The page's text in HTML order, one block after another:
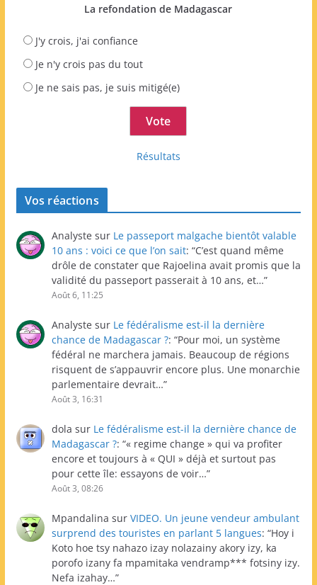
La refondation de Madagascar
J'y crois, j'ai confiance
Je n'y crois pas du tout
Je ne sais pas, je suis mitigé(e)
Résultats
Vos réactions
Analyste sur Le passeport malgache bientôt valable
10 ans : voici ce que l’on sait: “C’est quand même
drôle de constater que Rajoelina avait promis que la
validité du passeport passerait à 10 ans, et…”
Août 6, 11:25
Analyste sur Le fédéralisme est-il la dernière
chance de Madagascar ?: “Pour moi, un système
fédéral ne marchera jamais. Beaucoup de régions
risquent de s’appauvrir encore plus. Une monarchie
parlementaire devrait…”
Août 3, 16:31
dola sur Le fédéralisme est-il la dernière chance de
Madagascar ?: “« regime change » qui va profiter
encore et toujours à « QUI » déjà et surtout pas
pour cette île: essayons de voir…”
Août 3, 08:26
Mpandalina sur VIDEO. Un jeune vendeur ambulant
surprend des touristes en parlant 5 langues: “Hoy i
Koto hoe tsy nahazo izay nolazainy akory izy, ka
porofo izany fa mpamitaka vendramp*** fotsiny izy.
Nefa izahay…”